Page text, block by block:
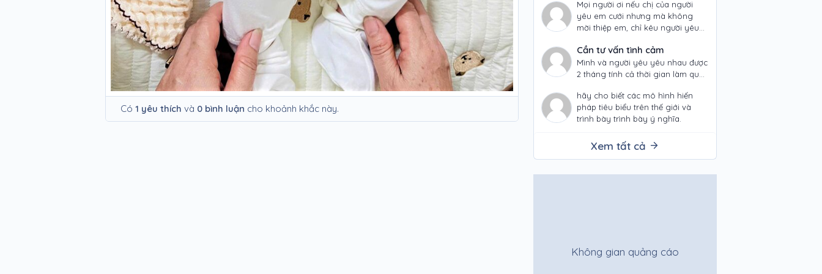
Có 1 yêu thích và 0 bình luận cho khoảnh khắc này.
Mọi người ơi nếu chị của người
yêu em cưới nhưng mà không
mời thiệp em, chỉ kêu người yêu
Cần tư vấn tình cảm
Mình và người yêu yêu nhau được
2 tháng tính cả thời gian làm quen
mình đã…
hãy cho biết các mô hình hiến
pháp tiêu biểu trên thế giới và
trình bày trình bày ý nghĩa.
Xem tất cả